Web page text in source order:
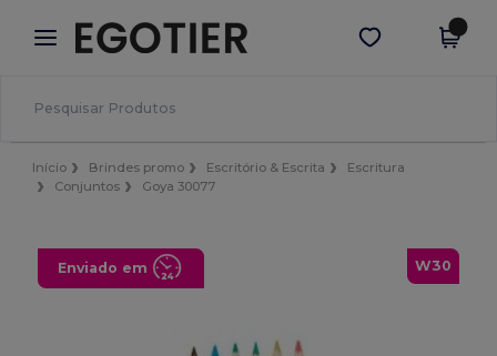
× App Egotier
Melhores preços na app!
Obter app
Início Brindes promo Escritório & Escrita
Escritura
Conjuntos
Goya 30077
W30
Enviado em